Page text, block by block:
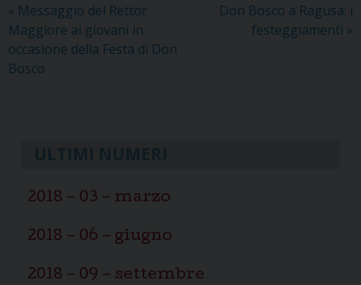
« Messaggio del Rettor
Maggiore ai giovani in
occasione della Festa di Don
Bosco
Don Bosco a Ragusa: i
festeggiamenti »
2018 – 03 – marzo
2018 – 06 – giugno
2018 – 09 – settembre